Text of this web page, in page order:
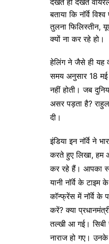
बताया कि नॉर्वे
तुलना फिलिस्तीन,
क्यों ना कर रहे हो।
हेलिंग ने जैसे ही यह
समय अनुसार 18 मई
नहीं होती। जब
असर पड़ता है?
दी।
इंडिया इन नॉर्वे ने
करते हुए लिखा, हम
कर रहे हैं। आपका
यानी नॉर्वे के
कॉन्फ्रेंस में नॉर्वे के
करें? क्या
तल्खी आ गई। सिबी
नाराज हो गए।